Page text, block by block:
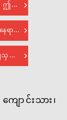
ပညာရေးသမားများ ဤနေရာတွင် စတင်ပါ။
အလုပ်ရှင်များ ဤနေရာတွင် စတင်ပါ။
ကြှနျုပျတို့ကိုဆကျသှယျရနျ
ျောင်းသား၊